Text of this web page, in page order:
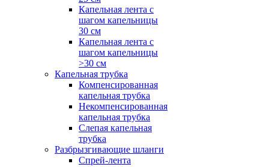
Капельная лента с
шагом капельницы
30 см
Капельная лента с
шагом капельницы
>30 см
Капельная трубка
Компенсированная
капельная трубка
Некомпенсированная
капельная трубка
Слепая капельная
трубка
Разбрызгивающие шланги
Спрей-лента